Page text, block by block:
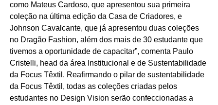
como Mateus Cardoso, que apresentou sua primeira
coleção na última edição da Casa de Criadores, e
Johnson Cavalcante, que já apresentou duas coleções
no Dragão Fashion, além dos mais de 30 estudante que
tivemos a oportunidade de capacitar”, comenta Paulo
Cristelli, head da área Institucional e de Sustentabilidade
da Focus Têxtil. Reafirmando o pilar de sustentabilidade
da Focus Têxtil, todas as coleções criadas pelos
estudantes no Design Vision serão confeccionadas a